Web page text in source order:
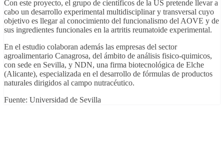
Con este proyecto, el grupo de científicos de la US pretende llevar a
cabo un desarrollo experimental multidisciplinar y transversal cuyo
objetivo es llegar al conocimiento del funcionalismo del AOVE y de
sus ingredientes funcionales en la artritis reumatoide experimental.
En el estudio colaboran además las empresas del sector
agroalimentario Canagrosa, del ámbito de análisis fisico-quimicos,
con sede en Sevilla, y NDN, una firma biotecnológica de Elche
(Alicante), especializada en el desarrollo de fórmulas de productos
naturales dirigidos al campo nutracéutico.
Fuente: Universidad de Sevilla